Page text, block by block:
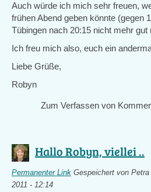
Auch würde ich mich sehr freuen,
frühen Abend geben könnte (gegen
Tübingen nach 20:15 nicht mehr
Ich freu mich also, euch ein
Liebe Grüße,
Robyn
Zum Verfassen von
Hallo Robyn, viellei ..
Permanenter Link Gespeichert von Petra
2011 - 12:14